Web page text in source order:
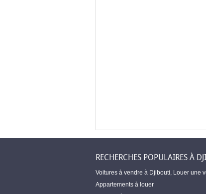
RECHERCHES POPULAIRES À
Voitures à vendre à Djibouti Louer une
Appartements à louer